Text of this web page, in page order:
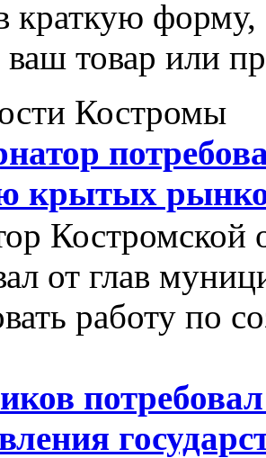
краткую
товар или
Костромы
крытых
Костромской
от глав
работу по